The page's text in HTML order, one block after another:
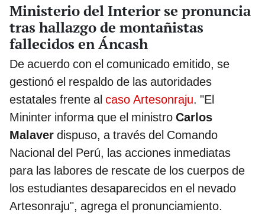
Ministerio del Interior se pronuncia
tras hallazgo de montañistas
fallecidos en Áncash
De acuerdo con el comunicado emitido, se
gestionó el respaldo de las autoridades
estatales frente al caso Artesonraju. "El
Mininter informa que el ministro Carlos
Malaver dispuso, a través del Comando
Nacional del Perú, las acciones inmediatas
para las labores de rescate de los cuerpos de
los estudiantes desaparecidos en el nevado
Artesonraju", agrega el pronunciamiento.